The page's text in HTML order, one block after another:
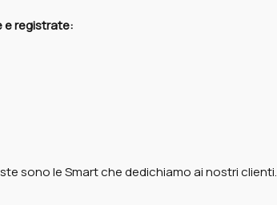
e registrate:
sono le Smart che dedichiamo ai nostri clienti.